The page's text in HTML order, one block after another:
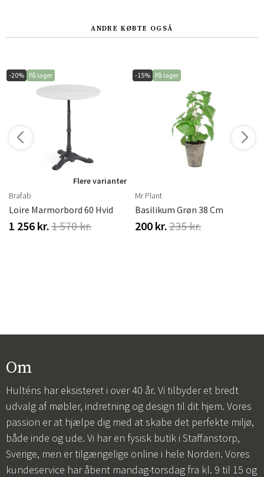
ANDRE KØBTE OGSÅ
-20% På lager
Flere varianter
Brafab
Loire Marmorbord 60 Hvid
1 256 kr.1 570 kr.
-15% På lager
Mr Plant
Basilikum Grøn 38 Cm
200 kr.235 kr.
Om
Hulténs har eksisteret i over 40 år. Vi tilbyder et bredt
udvalg af møbler, indretning og design til dit hjem. Vores
passion er at hjælpe dig med at skabe det perfekte miljø,
både inde og ude. Vi har en fysisk butik i Staffanstorp,
Sverige, men er tilgængelige online i hele Norden. Vores
kundeservice har åbent mandag-torsdag fra kl. 9 til 15 og